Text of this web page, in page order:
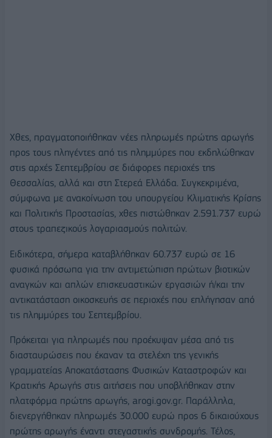
Χθες, πραγματοποιήθηκαν νέες πληρωμές πρώτης αρωγής
προς τους πληγέντες από τις πλημμύρες που εκδηλώθηκαν
στις αρχές Σεπτεμβρίου σε διάφορες περιοχές της
Θεσσαλίας, αλλά και στη Στερεά Ελλάδα. Συγκεκριμένα,
σύμφωνα με ανακοίνωση του υπουργείου Κλιματικής Κρίσης
και Πολιτικής Προστασίας, χθες πιστώθηκαν 2.591.737 ευρώ
στους τραπεζικούς λογαριασμούς πολιτών.
Ειδικότερα, σήμερα καταβλήθηκαν 60.737 ευρώ σε 16
φυσικά πρόσωπα για την αντιμετώπιση πρώτων βιοτικών
αναγκών και απλών επισκευαστικών εργασιών ή/και την
αντικατάσταση οικοσκευής σε περιοχές που επλήγησαν από
τις πλημμύρες του Σεπτεμβρίου.
Πρόκειται για πληρωμές που προέκυψαν μέσα από τις
διασταυρώσεις που έκαναν τα στελέχη της γενικής
γραμματείας Αποκατάστασης Φυσικών Καταστροφών και
Κρατικής Αρωγής στις αιτήσεις που υποβλήθηκαν στην
πλατφόρμα πρώτης αρωγής, arogi.gov.gr. Παράλληλα,
διενεργήθηκαν πληρωμές 30.000 ευρώ προς 6 δικαιούχους
πρώτης αρωγής έναντι στεγαστικής συνδρομής. Τέλος,